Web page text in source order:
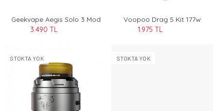
Geekvape Aegis Solo 3 Mod
3.490 TL
Voopoo Drag 5 Kit 177w
1.975 TL
STOKTA YOK STOKTA YOK